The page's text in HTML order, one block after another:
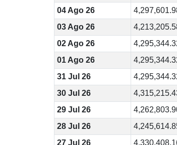
04 Ago 26
03 Ago 26
02 Ago 26
01 Ago 26
31 Jul 26
30 Jul 26
29 Jul 26
28 Jul 26
27 Jul 26